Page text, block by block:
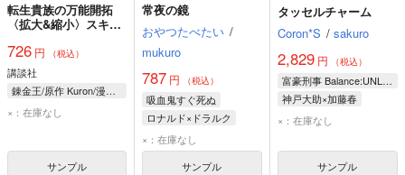
転生貴族の万能開拓
〈拡大&縮小〉スキル
地になりました 4
726 円 （税込）
講談社
錬金王/原作 Kuron/漫画 るれくちぇ/構成 成瀬ちさと/キャラクター原案
×：在庫なし
サンプル
常夜の鏡
おやつたべたい /
mukuro
787 円 （税込）
吸血鬼すぐ死ぬ
ロナルド×ドラルク
ロナルド
×：在庫なし
サンプル
タッセルチャーム
Coron*S / sakuro
2,829円 （税込）
富豪刑事 Balance:UNLIMITED
神戸大助×加藤春
神戸大助
×：在庫なし
サンプル